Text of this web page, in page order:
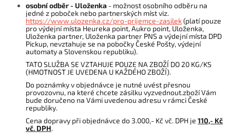
osobní odběr - Uloženka - možnost osobního odběru na
jedné z poboček nebo partnerských míst viz.
https://www.ulozenka.cz/pro-prijemce-zasilek(platí pouze
pro výdejní místa Heureka point, Aukro point, Uloženka,
Uloženka partner, Uloženka partner PNS a výdejní místa DPD
Pickup, nevztahuje se na pobočky České Pošty, výdejní
automaty a Slovenskou republiku).
TATO SLUŽBA SE VZTAHUJE POUZE NA ZBOŽÍ DO 20 KG/KS
(HMOTNOST JE UVEDENA U KAŽDÉHO ZBOŽÍ).
Do poznámky v objednávce je nutné uvést přesnou
provozovnu, na které chcete zásilku vyzvednout.zboží Vám
bude doručeno na Vámi uvedenou adresu v rámci České
republiky.
Cena dopravy při objednávce do 3.000,- Kč vč. DPH je 110,- Kč
vč. DPH.